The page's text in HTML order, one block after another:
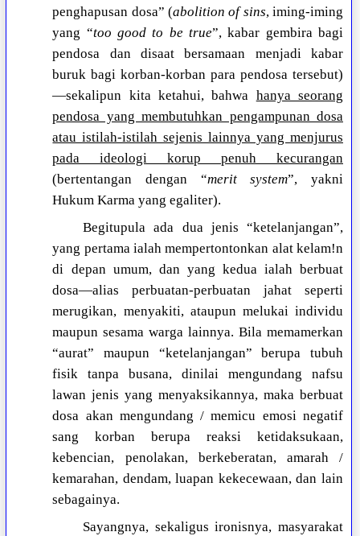
penghapusan dosa” (abolition of sins, iming-iming
yang “too good to be true”, kabar gembira bagi
pendosa dan disaat bersamaan menjadi kabar
buruk bagi korban-korban para pendosa tersebut)
—sekalipun kita ketahui, bahwa hanya seorang
pendosa yang membutuhkan pengampunan dosa
atau istilah-istilah sejenis lainnya yang menjurus
pada ideologi korup penuh kecurangan
(bertentangan dengan “merit system”, yakni
Hukum Karma yang egaliter).
Begitupula ada dua jenis “ketelanjangan”,
yang pertama ialah mempertontonkan alat kelam!n
di depan umum, dan yang kedua ialah berbuat
dosa—alias perbuatan-perbuatan jahat seperti
merugikan, menyakiti, ataupun melukai individu
maupun sesama warga lainnya. Bila memamerkan
“aurat” maupun “ketelanjangan” berupa tubuh
fisik tanpa busana, dinilai mengundang nafsu
lawan jenis yang menyaksikannya, maka berbuat
dosa akan mengundang / memicu emosi negatif
sang korban berupa reaksi ketidaksukaan,
kebencian, penolakan, berkeberatan, amarah /
kemarahan, dendam, luapan kekecewaan, dan lain
sebagainya.
Sayangnya, sekaligus ironisnya, masyarakat